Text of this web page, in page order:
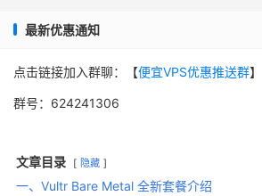
最新优惠通知
点击链接加入群聊：【便宜VPS优惠推送群】
群号：624241306
文章目录 隐藏
一、Vultr Bare Metal 全新套餐介绍